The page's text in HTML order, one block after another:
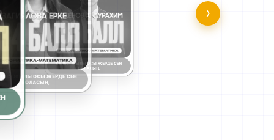
СЕН
КЕЛЕСІ ЖЫЛЫ ОСЫ ЖЕРДЕ СЕН
БОЛАСЫҢ
КЕЛЕСІ ЖЫЛЫ ОСЫ ЖЕРДЕ СЕН
БОЛАСЫҢ
›